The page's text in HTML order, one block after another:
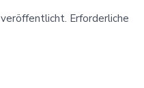
Erforderliche